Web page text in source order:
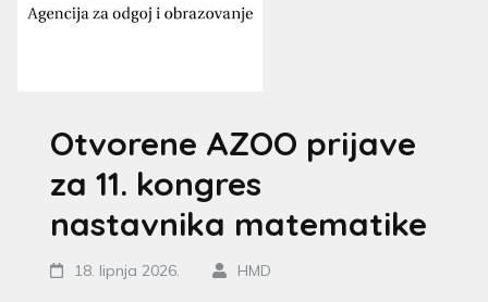
Otvorene AZOO prijave
za 11. kongres
nastavnika matematike
18. lipnja 2026. HMD